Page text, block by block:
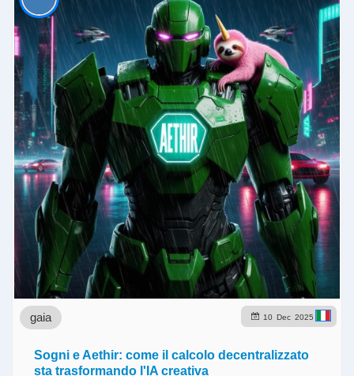
10 Dec 2025
gaia
Sogni e Aethir: come il calcolo decentralizzato
sta trasformando l'IA creativa